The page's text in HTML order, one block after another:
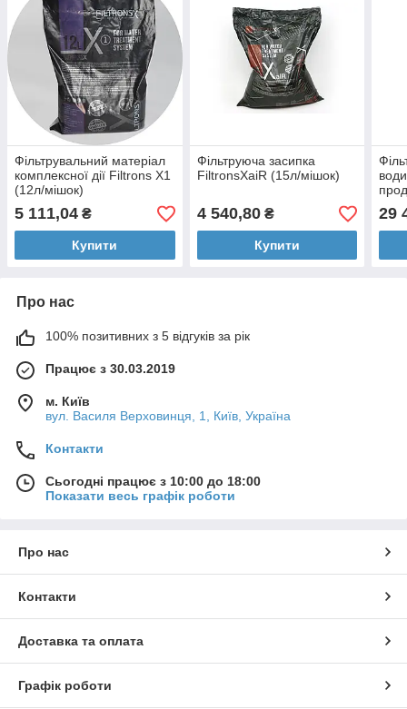
Фільтрувальний матеріал
комплексної дії Filtrons X1
(12л/мішок)
5 111,04 ₴
Купити
Фільтруюча засипка
FiltronsXaiR (15л/мішок)
4 540,80₴
Купити
год
29
Про нас
100% позитивних з 5 відгуків за рік
Працює з 30.03.2019
м. Київ
вул. Василя Верховинця, 1, Київ, Україна
Контакти
Сьогодні працює з 10:00 до 18:00
Показати весь графік роботи
Про нас
Контакти
Доставка та оплата
Графік роботи